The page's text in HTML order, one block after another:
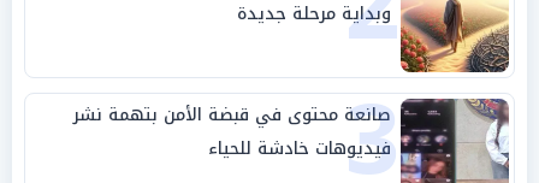
وبداية مرحلة جديدة
3
صانعة محتوى في قبضة الأمن بتهمة نشر
فيديوهات خادشة للحياء